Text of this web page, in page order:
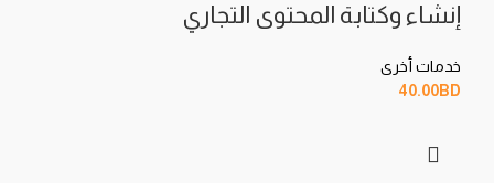
إنشاء وكتابة المحتوى التجاري
خدمات أخرى
40.00BD